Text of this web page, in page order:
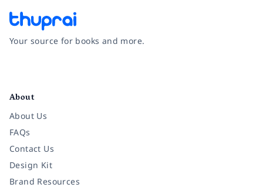
Your source for books and more.
About
About Us
FAQs
Contact Us
Design Kit
Brand Resources